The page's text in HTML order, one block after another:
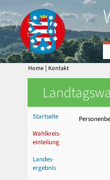
Home | Kontakt
Startseite
Wahlkreis-
einteilung
Landes-
ergebnis